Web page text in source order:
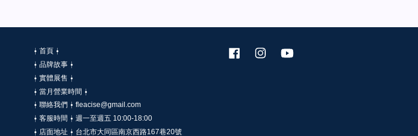
⍿ 首頁 ⍿
⍿ 品牌故事 ⍿
⍿ 實體展售 ⍿
⍿ 當月營業時間 ⍿
⍿ 聯絡我們 ⍿ fleacise@gmail.com
⍿ 客服時間 ⍿ 週一至週五 10:00-18:00
⍿ 店面地址 ⍿ 台北市大同區南京西路167巷20號
Facebook Instagram